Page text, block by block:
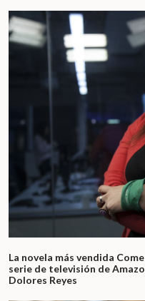
La novela más vendida
serie de televisión de
Dolores Reyes